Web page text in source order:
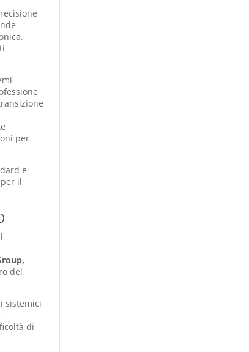
per
e
il
del
sistemici
di